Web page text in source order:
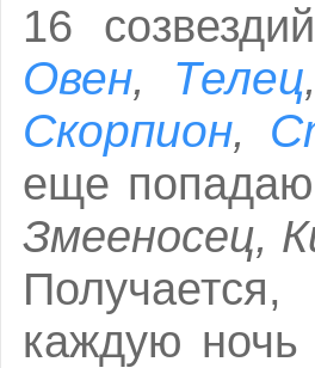
16
Овен, Телец
Скорпион,
еще
Змееносец,
каждую ночь